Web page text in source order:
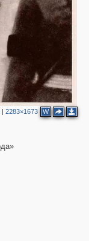
| 2283×1673 W
4